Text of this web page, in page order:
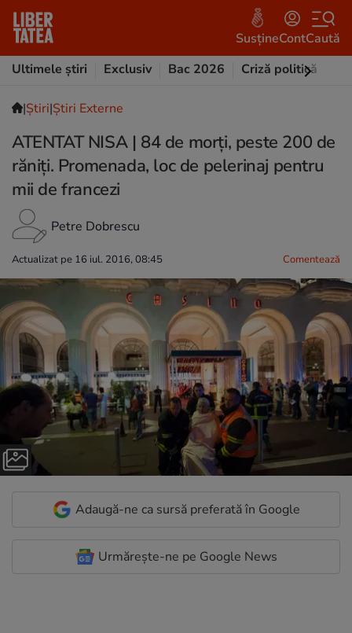
SusțineContCaută
Ultimele știri
Exclusiv Bac 2026 Criză politică
|Ştiri|Știri Externe
ATENTAT NISA | 84 de morți, peste 200 de
răniți. Promenada, loc de pelerinaj pentru
mii de francezi
Petre Dobrescu
Actualizat pe 16 iul. 2016, 08:45 Comentează
Adaugă-ne ca sursă preferată în Google
Urmărește-ne pe Google News